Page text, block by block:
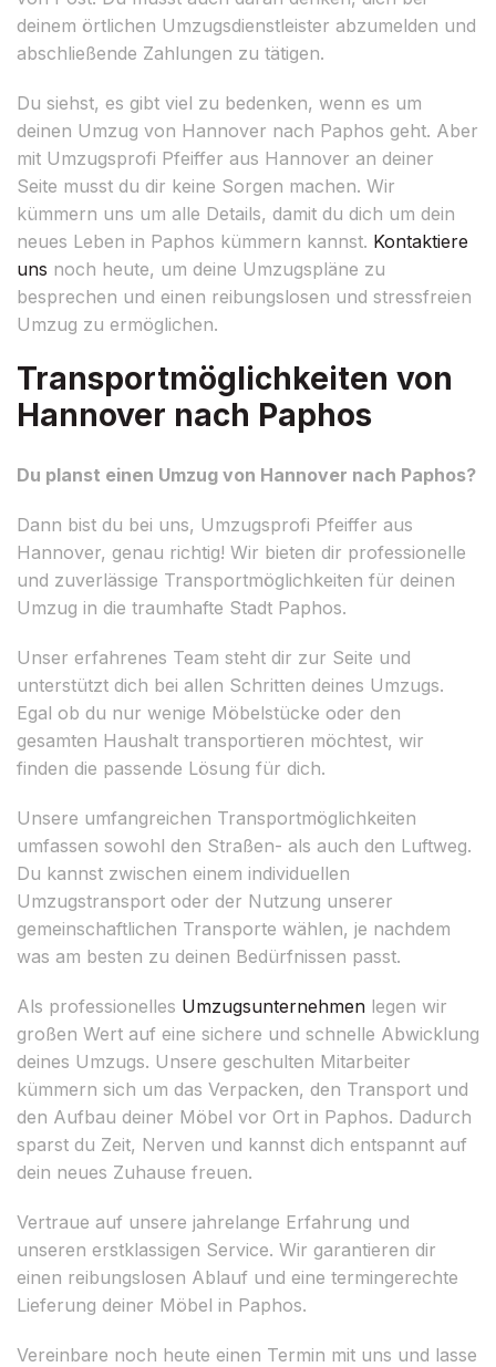
deinem örtlichen Umzugsdienstleister abzumelden und
abschließende Zahlungen zu tätigen.
Du siehst, es gibt viel zu bedenken, wenn es um
deinen Umzug von Hannover nach Paphos geht. Aber
mit Umzugsprofi Pfeiffer aus Hannover an deiner
Seite musst du dir keine Sorgen machen. Wir
kümmern uns um alle Details, damit du dich um dein
neues Leben in Paphos kümmern kannst. Kontaktiere
uns noch heute, um deine Umzugspläne zu
besprechen und einen reibungslosen und stressfreien
Umzug zu ermöglichen.
Transportmöglichkeiten von
Hannover nach Paphos
Du planst einen Umzug von Hannover nach Paphos?
Dann bist du bei uns, Umzugsprofi Pfeiffer aus
Hannover, genau richtig! Wir bieten dir professionelle
und zuverlässige Transportmöglichkeiten für deinen
Umzug in die traumhafte Stadt Paphos.
Unser erfahrenes Team steht dir zur Seite und
unterstützt dich bei allen Schritten deines Umzugs.
Egal ob du nur wenige Möbelstücke oder den
gesamten Haushalt transportieren möchtest, wir
finden die passende Lösung für dich.
Unsere umfangreichen Transportmöglichkeiten
umfassen sowohl den Straßen- als auch den Luftweg.
Du kannst zwischen einem individuellen
Umzugstransport oder der Nutzung unserer
gemeinschaftlichen Transporte wählen, je nachdem
was am besten zu deinen Bedürfnissen passt.
Als professionelles Umzugsunternehmen legen wir
großen Wert auf eine sichere und schnelle Abwicklung
deines Umzugs. Unsere geschulten Mitarbeiter
kümmern sich um das Verpacken, den Transport und
den Aufbau deiner Möbel vor Ort in Paphos. Dadurch
sparst du Zeit, Nerven und kannst dich entspannt auf
dein neues Zuhause freuen.
Vertraue auf unsere jahrelange Erfahrung und
unseren erstklassigen Service. Wir garantieren dir
einen reibungslosen Ablauf und eine termingerechte
Lieferung deiner Möbel in Paphos.
Vereinbare noch heute einen Termin mit uns und lasse